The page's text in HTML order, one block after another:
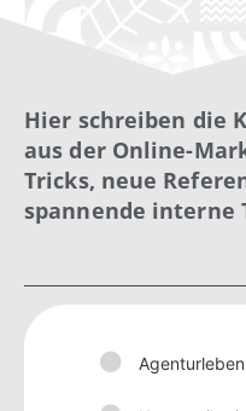
Hier schreiben die
aus der Online-
Tricks, neue
spannende interne